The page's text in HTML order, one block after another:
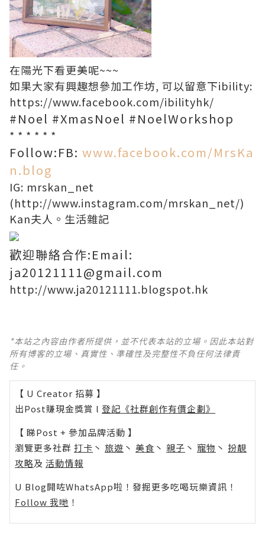
在陽光下看更美呢~~~
如果大家有興趣想參加工作坊, 可以留意下ibility:
https://www.facebook.com/ibilityhk/
#Noel #XmasNoel #NoelWorkshop
* * * * * *
Follow:FB: www.facebook.com/MrsKa
n.blog
IG: mrskan_net
(http://www.instagram.com/mrskan_net/)
Kan夫人。生活雜記
歡迎聯絡合作:Email:
ja20121111@gmail.com
http://www.ja20121111.blogspot.hk
*本站之內容由作者所提供，並不代表本站的立場。因此本站對
所有博客的立場、真實性、準確性及完整性不負任何法律責
任。
【 U Creator 招募 】
出Post賺現金獎賞 l 登記《社群創作有價企劃》
【 睇Post + 參加品牌活動 】
瀏覽更多社群 打卡 丶 旅遊 丶 美食 丶 親子 丶 寵物 丶 扮靚
攻略及 活動情報
U Blog開咗WhatsApp啦！發掘更多吃喝玩樂資訊！
Follow 我哋 ！